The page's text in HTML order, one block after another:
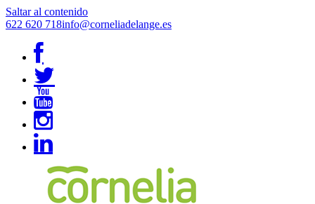
Saltar al contenido
622 620 718info@corneliadelange.es